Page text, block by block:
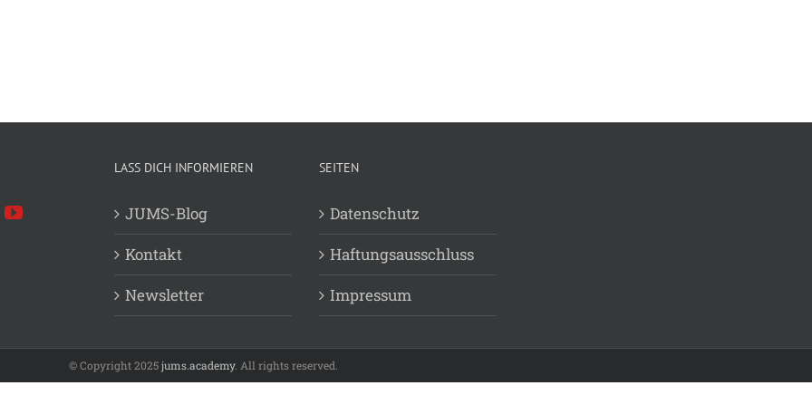
LASS DICH INFORMIEREN
JUMS-Blog
Kontakt
Newsletter
SEITEN
Datenschutz
Haftungsausschluss
Impressum
© Copyright 2025jums.academy. All rights reserved.